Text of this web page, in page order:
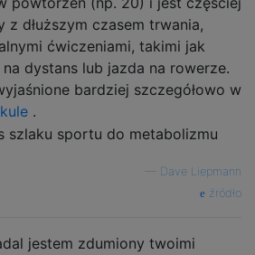
z dłuższym czasem trwania,
ćwiczeniami, takimi jak
na dystans lub jazda na rowerze.
bardziej szczegółowo w
.
Dave Liepmann
źródło
jestem zdumiony twoimi